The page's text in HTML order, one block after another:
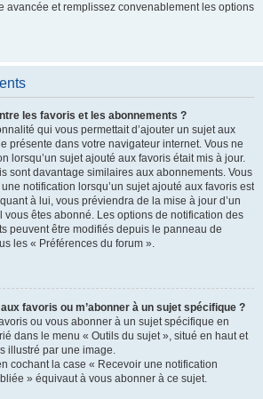
avancée et remplissez convenablement les options
les favoris et les abonnements ?
qui vous permettait d’ajouter un sujet aux
présente dans votre navigateur internet. Vous ne
lorsqu’un sujet ajouté aux favoris était mis à jour.
sont davantage similaires aux abonnements. Vous
notification lorsqu’un sujet ajouté aux favoris est
à lui, vous préviendra de la mise à jour d’un
vous êtes abonné. Les options de notification des
peuvent être modifiés depuis le panneau de
les « Préférences du forum ».
favoris ou m’abonner à un sujet spécifique ?
ou vous abonner à un sujet spécifique en
dans le menu « Outils du sujet », situé en haut et
illustré par une image.
cochant la case « Recevoir une notification
» équivaut à vous abonner à ce sujet.